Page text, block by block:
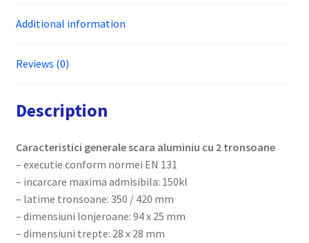
Additional information
Reviews (0)
Description
Caracteristici generale scara aluminiu cu 2 tronsoane
– executie conform normei EN 131
– incarcare maxima admisibila: 150kl
– latime tronsoane: 350 / 420 mm
– dimensiuni lonjeroane: 94 x 25 mm
– dimensiuni trepte: 28 x 28 mm